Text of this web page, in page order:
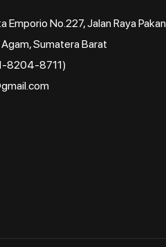
Emporio No.227, Jalan Raya
Agam, Sumatera Barat
8204-8711)